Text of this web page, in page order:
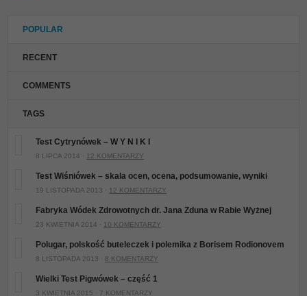
POPULAR
RECENT
COMMENTS
TAGS
Test Cytrynówek – W Y N I K I
8 LIPCA 2014 · 12 KOMENTARZY
Test Wiśniówek – skala ocen, ocena, podsumowanie, wyniki
19 LISTOPADA 2013 · 12 KOMENTARZY
Fabryka Wódek Zdrowotnych dr. Jana Zduna w Rabie Wyżnej
23 KWIETNIA 2014 · 10 KOMENTARZY
Polugar, polskość buteleczek i polemika z Borisem Rodionovem
8 LISTOPADA 2013 · 8 KOMENTARZY
Wielki Test Pigwówek – część 1
3 KWIETNIA 2015 · 7 KOMENTARZY